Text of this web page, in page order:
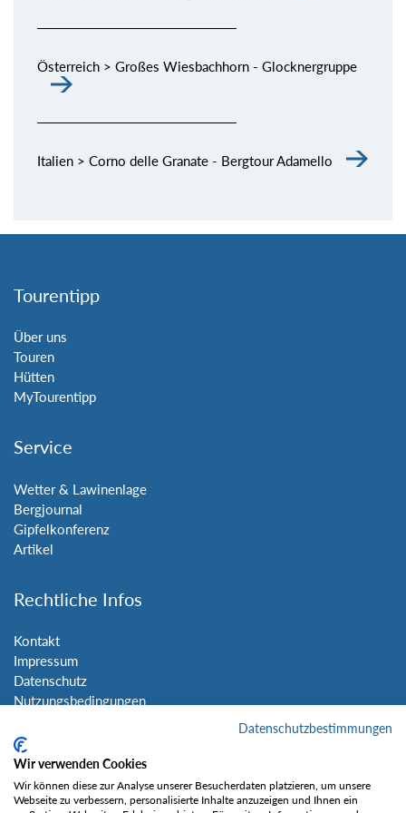
Österreich > Großes Wiesbachhorn - Glocknergruppe
Italien > Corno delle Granate - Bergtour Adamello
Tourentipp
Über uns
Touren
Hütten
MyTourentipp
Service
Wetter & Lawinenlage
Bergjournal
Gipfelkonferenz
Artikel
Rechtliche Infos
Kontakt
Impressum
Datenschutz
Nutzungsbedingungen
Social Media
Datenschutzbestimmungen
Wir verwenden Cookies
Wir können diese zur Analyse unserer Besucherdaten platzieren, um unsere
Webseite zu verbessern, personalisierte Inhalte anzuzeigen und Ihnen ein